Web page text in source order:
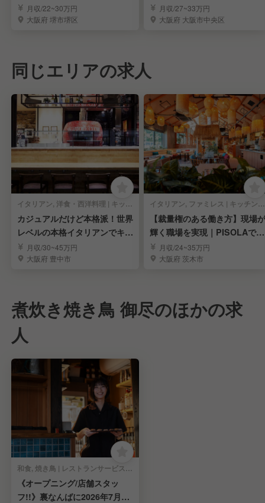
月収/22~30万円
大阪府 堺市堺区
スタッフ《月9休》
月収/27~33万円
大阪府 大阪市中央区
同じエリアの求人
イタリアン, 洋食・西洋料理 | キッチンスタッフ
カジュアルだけど本格派！世界
レベルの本格イタリアンでキッ
チンスタッフ募集！
月収/30~45万円
大阪府 豊中市
イタリアン, ファミレス | キッチンスタッフ
【裁量権のある働き方】現場が
輝く職場を実現｜PISOLAで料
理長候補募集
月収/24~35万円
大阪府 茨木市
煮炊き焼き鳥 御尽のほかの求
人
和食, 焼き鳥 | レストランサービス・ホールスタッフ
《オープニング/店舗スタッ
フ!!》裏なんばに2026年7月30